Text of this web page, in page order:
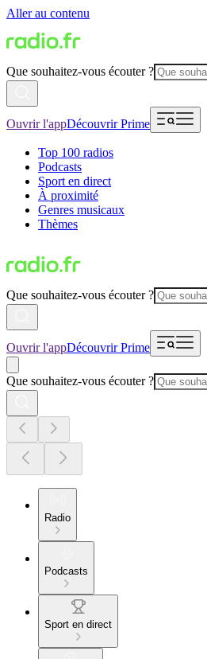
Aller au contenu
Que souhaitez-vous écouter ?
Ouvrir l'appDécouvrir Prime
Top 100 radios
Podcasts
Sport en direct
À proximité
Genres musicaux
Thèmes
Que souhaitez-vous écouter ?
Ouvrir l'appDécouvrir Prime
Que souhaitez-vous écouter ?
Radio
Podcasts
Sport en direct